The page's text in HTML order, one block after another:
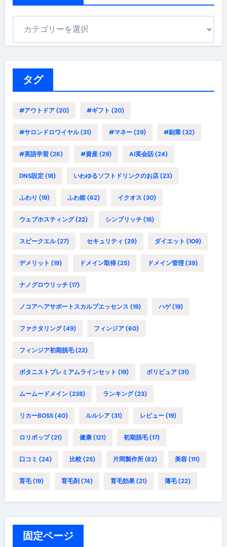
タグ
#アウトドア(20) #ギフト (20)
#サロンドロワイヤル(31) #マネー(29) #副業(32)
#英語学習(26) #資産(29) AI英会話(24)
DNS設定(18) いわゆるソフトドリンクのお店(23)
ふわり (19) ふわ姫(62) イクオス (30)
ウェブホスティング(22) シンプリッチ(18)
スピークエル(27) セキュリティ (29) ダイエット (109)
デメリット (19) ドメイン取得(25) ドメイン管理(39)
ナノグロウリッチ(17)
ノコアヘアサポートスカルプエッセンス (19) ハゲ(19)
ファクタリング(49) フィンジア(60)
フィンジア初期脱毛(22)
ボタニストプレミアムラインセット (19) ポリピュア(31)
ムームードメイン(238) ランキング(23)
リカーBOSS(40) ルルシア(31) レビュー(19)
ロリポップ(21) 健康(121) 初期脱毛(17)
口コミ (24) 比較(25) 片岡製作所(82) 美容(111)
育毛(19) 育毛剤(74) 育毛効果(21) 薄毛(22)
固定ページ